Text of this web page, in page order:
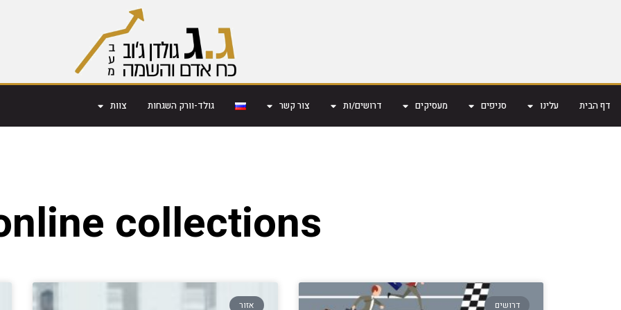
דף הבית עלינו סניפים מעסיקים דרושים/ות צור קשר גולד-וורק השגחות צוות
collections
דרושים אזור